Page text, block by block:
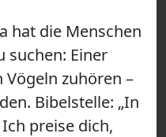
hat die Menschen
suchen: Einer
Vögeln zuhören –
Bibelstelle: „In
preise dich,